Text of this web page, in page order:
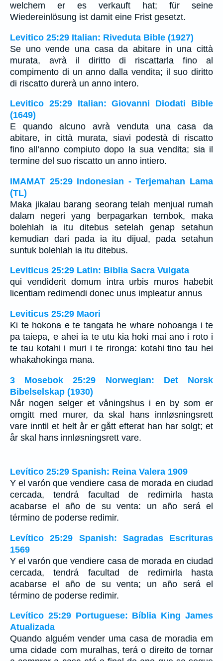
welchem er es verkauft hat; für seine
Wiedereinlösung ist damit eine Frist gesetzt.
Levitico 25:29 Italian: Riveduta Bible (1927)
Se uno vende una casa da abitare in una città
murata, avrà il diritto di riscattarla fino al
compimento di un anno dalla vendita; il suo diritto
di riscatto durerà un anno intero.
Levitico 25:29 Italian: Giovanni Diodati Bible
(1649)
E quando alcuno avrà venduta una casa da
abitare, in città murata, siavi podestà di riscatto
fino all’anno compiuto dopo la sua vendita; sia il
termine del suo riscatto un anno intiero.
IMAMAT 25:29 Indonesian - Terjemahan Lama
(TL)
Maka jikalau barang seorang telah menjual rumah
dalam negeri yang berpagarkan tembok, maka
bolehlah ia itu ditebus setelah genap setahun
kemudian dari pada ia itu dijual, pada setahun
suntuk bolehlah ia itu ditebus.
Leviticus 25:29 Latin: Biblia Sacra Vulgata
qui vendiderit domum intra urbis muros habebit
licentiam redimendi donec unus impleatur annus
Leviticus 25:29 Maori
Ki te hokona e te tangata he whare nohoanga i te
pa taiepa, e ahei ia te utu kia hoki mai ano i roto i
te tau kotahi i muri i te rironga: kotahi tino tau hei
whakahokinga mana.
3 Mosebok 25:29 Norwegian: Det Norsk
Bibelselskap (1930)
Når nogen selger et våningshus i en by som er
omgitt med murer, da skal hans innløsningsrett
vare inntil et helt år er gått efterat han har solgt; et
år skal hans innløsningsrett vare.
Levítico 25:29 Spanish: Reina Valera 1909
Y el varón que vendiere casa de morada en ciudad
cercada, tendrá facultad de redimirla hasta
acabarse el año de su venta: un año será el
término de poderse redimir.
Levítico 25:29 Spanish: Sagradas Escrituras
1569
Y el varón que vendiere casa de morada en ciudad
cercada, tendrá facultad de redimirla hasta
acabarse el año de su venta; un año será el
término de poderse redimir.
Levítico 25:29 Portuguese: Bíblia King James
Atualizada
Quando alguém vender uma casa de moradia em
uma cidade com muralhas, terá o direito de tornar